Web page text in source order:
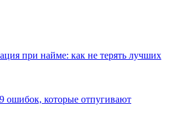
при найме: как не терять лучших
ошибок, которые отпугивают